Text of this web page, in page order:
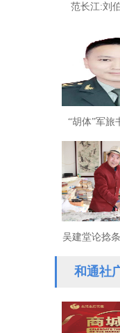
范长江:刘
“胡体”军旅
飞：法度驾
代
吴建堂论捻
和通社